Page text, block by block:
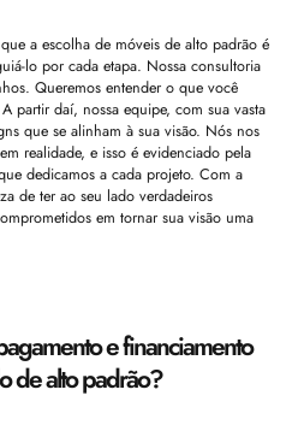
a escolha de móveis de alto padrão é
lo por cada etapa. Nossa consultoria
Queremos entender o que você
partir daí, nossa equipe, com sua vasta
que se alinham à sua visão. Nós nos
realidade, e isso é evidenciado pela
dedicamos a cada projeto. Com a
de ter ao seu lado verdadeiros
em tornar sua visão uma
e financiamento
de alto padrão?